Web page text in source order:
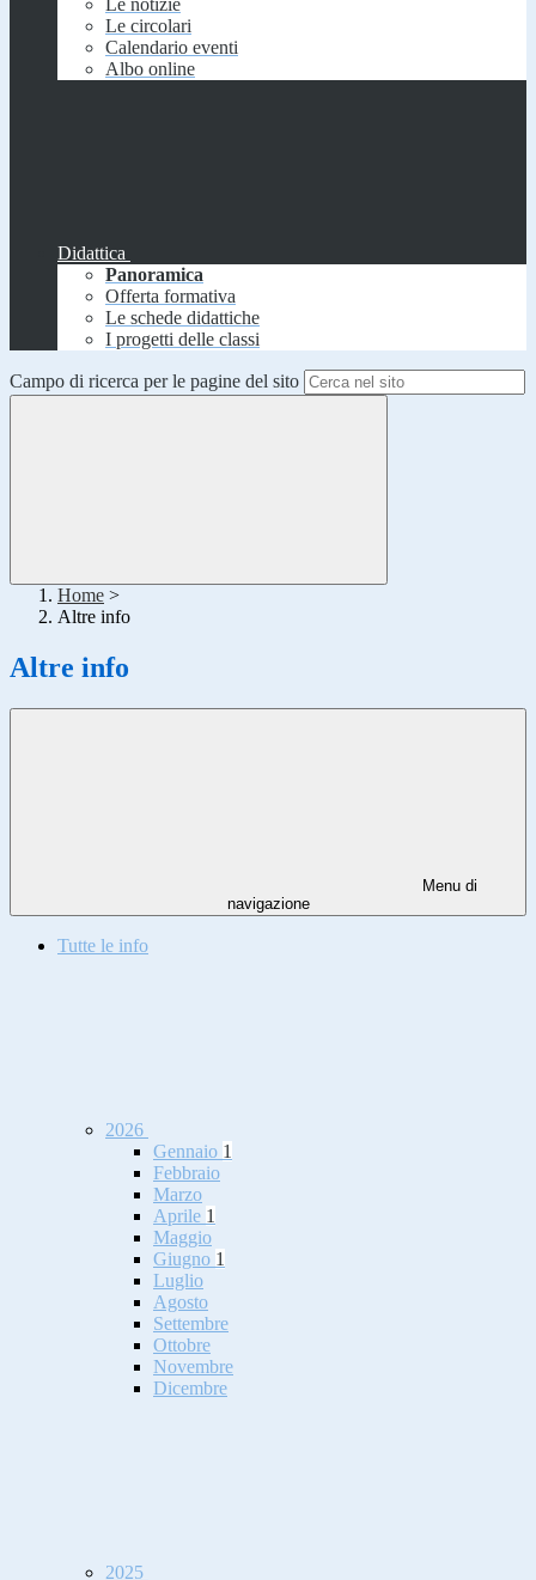
Le notizie
Le circolari
Calendario eventi
Albo online
Didattica
Panoramica
Offerta formativa
Le schede didattiche
I progetti delle classi
Campo di ricerca per le pagine del sito
Home >
Altre info
Altre info
Menu di
navigazione
Tutte le info
2026
Gennaio 1
Febbraio
Marzo
Aprile 1
Maggio
Giugno 1
Luglio
Agosto
Settembre
Ottobre
Novembre
Dicembre
2025